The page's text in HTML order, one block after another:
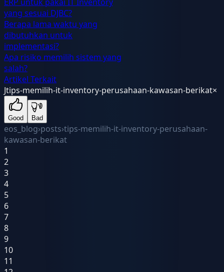
yang sesuai DJBC?
Berapa lama waktu yang
dibutuhkan untuk
implementasi?
Apa risiko memilih sistem yang
salah?
Artikel Terkait
Jtips-memilih-it-inventory-perusahaan-kawasan-berikat×
Good Bad
eos_blog›posts›tips-memilih-it-inventory-perusahaan-
kawasan-berikat
1
2
3
4
5
6
7
8
9
10
11